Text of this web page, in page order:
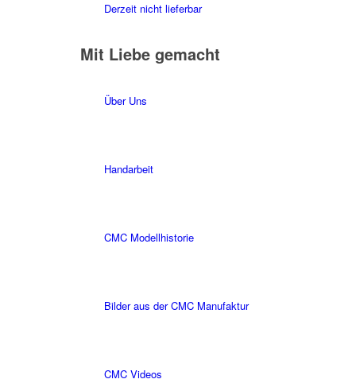
Derzeit nicht lieferbar
Mit Liebe gemacht
Über Uns
Handarbeit
CMC Modellhistorie
Bilder aus der CMC Manufaktur
CMC Videos